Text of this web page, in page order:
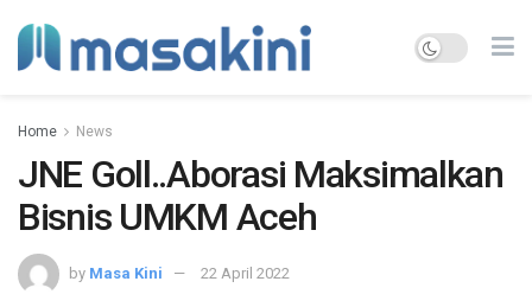
Home News
JNE Goll..Aborasi Maksimalkan
Bisnis UMKM Aceh
by Masa Kini 22 April 2022